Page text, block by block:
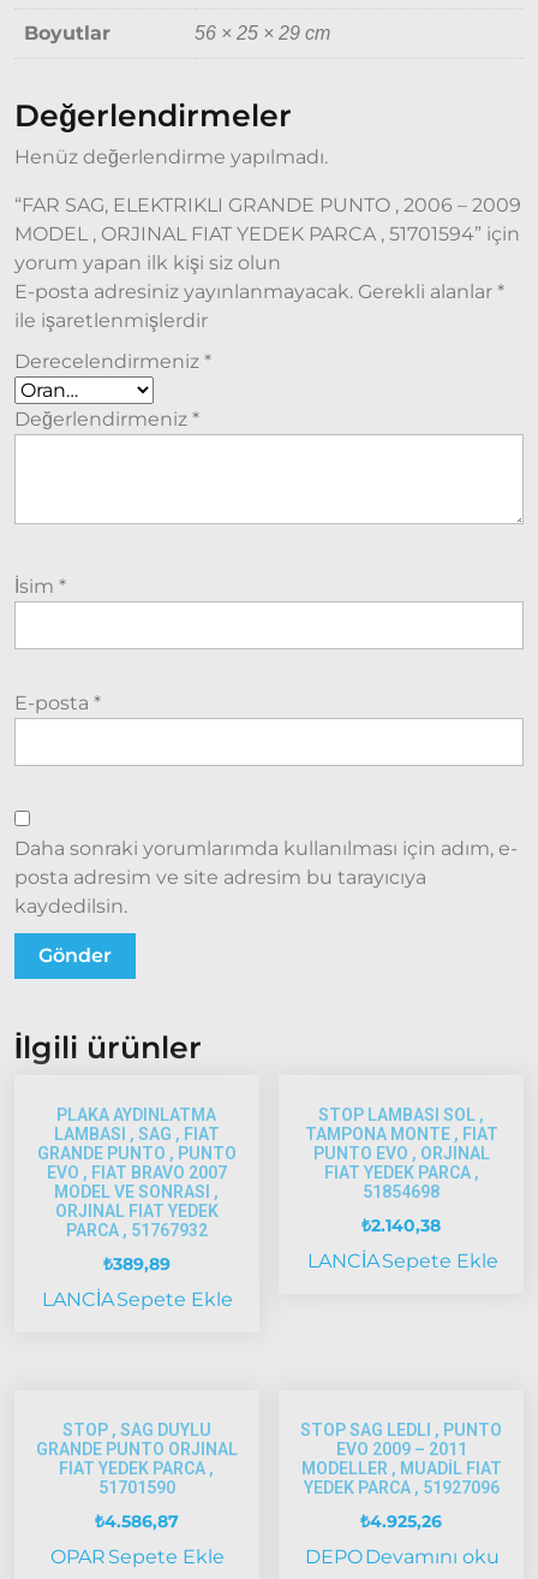
2006
Modeller
2006 –
2014
Ducato
2015
Model
ve Üstü
Tipo &
Uno
Tipo
Uno
Tempra
Fullback
Palio
2002
2002-
2005
Model
ve Üstü
1997-2002
Albea
2002-
2005
Albea
2005
Model
ve Üstü
Brava
1996-2003
Bravo
Boyutlar 56 × 25 × 29 cm
Değerlendirmeler
Henüz değerlendirme yapılmadı.
“FAR SAG, ELEKTRIKLI GRANDE PUNTO , 2006 – 2009
MODEL , ORJINAL FIAT YEDEK PARCA , 51701594” için
yorum yapan ilk kişi siz olun
E-posta adresiniz yayınlanmayacak. Gerekli alanlar *
ile işaretlenmişlerdir
Derecelendirmeniz *
Değerlendirmeniz *
İsim *
E-posta *
Daha sonraki yorumlarımda kullanılması için adım, e-
posta adresim ve site adresim bu tarayıcıya
kaydedilsin.
İlgili ürünler
PLAKA AYDINLATMA
LAMBASI , SAG , FIAT
GRANDE PUNTO , PUNTO
EVO , FIAT BRAVO 2007
MODEL VE SONRASI ,
ORJINAL FIAT YEDEK
PARCA , 51767932
₺389,89
LANCİASepete Ekle
STOP LAMBASI SOL ,
TAMPONA MONTE , FIAT
PUNTO EVO , ORJINAL
FIAT YEDEK PARCA ,
51854698
₺2.140,38
LANCİASepete Ekle
STOP , SAG DUYLU
GRANDE PUNTO ORJINAL
FIAT YEDEK PARCA ,
51701590
₺4.586,87
OPAR Sepete Ekle
STOP SAG LEDLI , PUNTO
EVO 2009 – 2011
MODELLER , MUADİL FIAT
YEDEK PARCA , 51927096
₺4.925,26
DEPODevamını oku